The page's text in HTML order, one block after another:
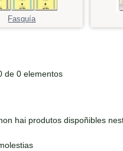
Fasquía
de 0 elementos
hai produtos dispoñibles